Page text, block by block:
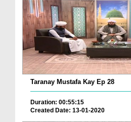
Taranay Mustafa Kay Ep 28
Duration: 00:55:15
Created Date: 13-01-2020